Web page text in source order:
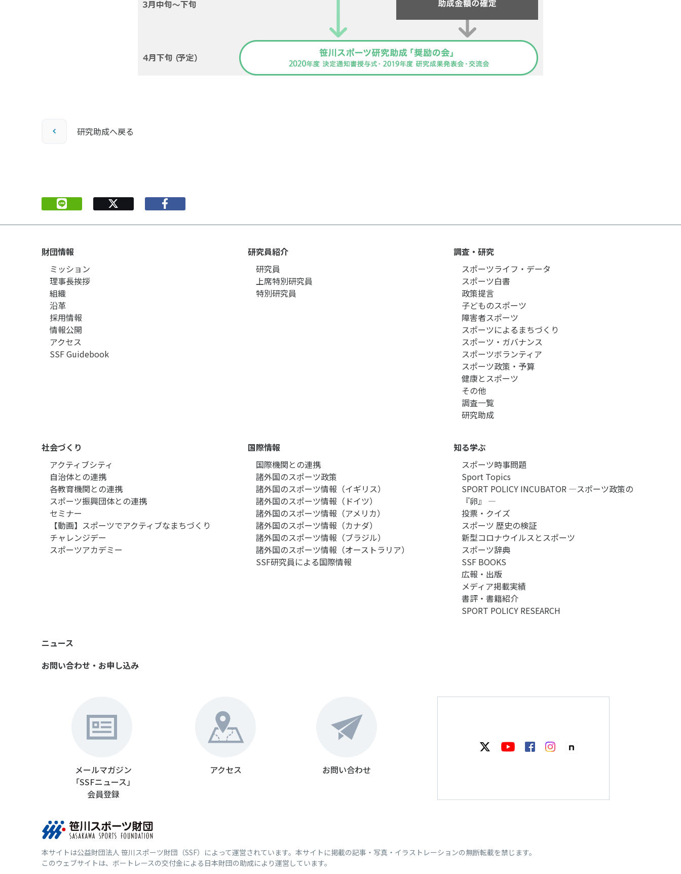
研究助成へ戻る
財団情報
ミッション
理事長挨拶
組織
沿革
採用情報
情報公開
アクセス
SSF Guidebook
研究員紹介
研究員
上席特別研究員
特別研究員
調査・研究
スポーツライフ・データ
スポーツ白書
政策提言
子どものスポーツ
障害者スポーツ
スポーツによるまちづくり
スポーツ・ガバナンス
スポーツボランティア
スポーツ政策・予算
健康とスポーツ
その他
調査一覧
研究助成
社会づくり
アクティブシティ
自治体との連携
各教育機関との連携
スポーツ振興団体との連携
セミナー
【動画】スポーツでアクティブなまちづくり
チャレンジデー
スポーツアカデミー
国際情報
国際機関との連携
諸外国のスポーツ政策
諸外国のスポーツ情報（イギリス）
諸外国のスポーツ情報（ドイツ）
諸外国のスポーツ情報（アメリカ）
諸外国のスポーツ情報（カナダ）
諸外国のスポーツ情報（ブラジル）
諸外国のスポーツ情報（オーストラリア）
SSF研究員による国際情報
知る学ぶ
スポーツ時事問題
Sport Topics
SPORT POLICY INCUBATOR ―スポーツ政策の
『卵』 ―
投票・クイズ
スポーツ 歴史の検証
新型コロナウイルスとスポーツ
スポーツ辞典
SSF BOOKS
広報・出版
メディア掲載実績
書評・書籍紹介
SPORT POLICY RESEARCH
ニュース
お問い合わせ・お申し込み
メールマガジン
「SSFニュース」
会員登録
アクセス お問い合わせ
本サイトは公益財団法人 笹川スポーツ財団（SSF）によって運営されています。本サイトに掲載の記事・写真・イラストレーションの無断転載を禁じます。
このウェブサイトは、ボートレースの交付金による日本財団の助成により運営しています。